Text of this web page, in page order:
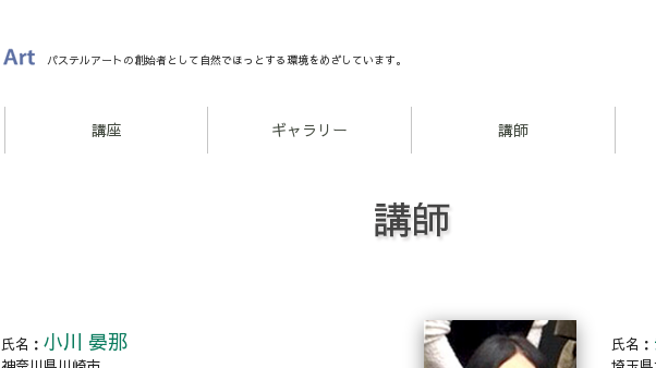
パステルアートの創始者として自然でほっとする環境をめざしています。
講座 ギャラリー 講師
講師
氏名： 小川 晏那 氏名：